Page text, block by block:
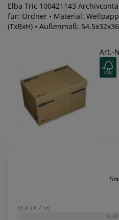
Elba Tric 100421143
für: Ordner • Material:
(TxBxH) • Außenmaß:
Art.-
(6.83 € / St)
-